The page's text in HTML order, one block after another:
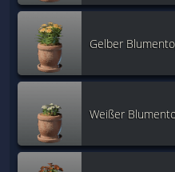
Gelber
Weißer